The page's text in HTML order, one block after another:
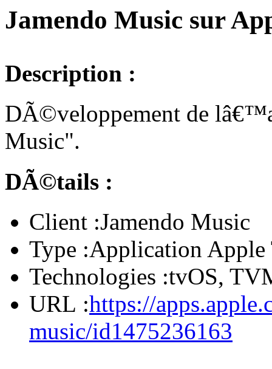
Jamendo Music sur
Description :
DÃ©veloppement de
Music".
DÃ©tails :
Client :Jamendo Music
Type :Application
Technologies :tvOS,
URL :https://
music/id1475236163